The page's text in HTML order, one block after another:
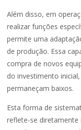
Além disso, em
realizar funções
permite uma
de produção. Essa
compra de novos
do investimento
permaneçam baixos.
Esta forma de
reflete-se diretamente